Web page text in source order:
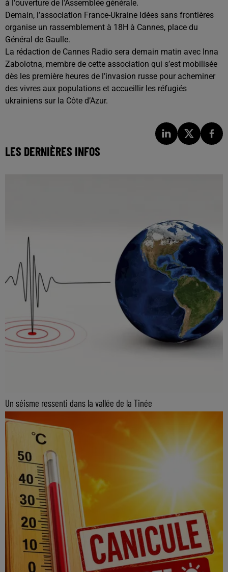
à l'ouverture de l'Assemblée générale.
Demain, l’association France-Ukraine Idées sans frontières
organise un rassemblement à 18H à Cannes, place du
Général de Gaulle.
La rédaction de Cannes Radio sera demain matin avec Inna
Zabolotna, membre de cette association qui s’est mobilisée
dès les première heures de l’invasion russe pour acheminer
des vivres aux populations et accueillir les réfugiés
ukrainiens sur la Côte d’Azur.
LES DERNIÈRES INFOS
Un séisme ressenti dans la vallée de la Tinée